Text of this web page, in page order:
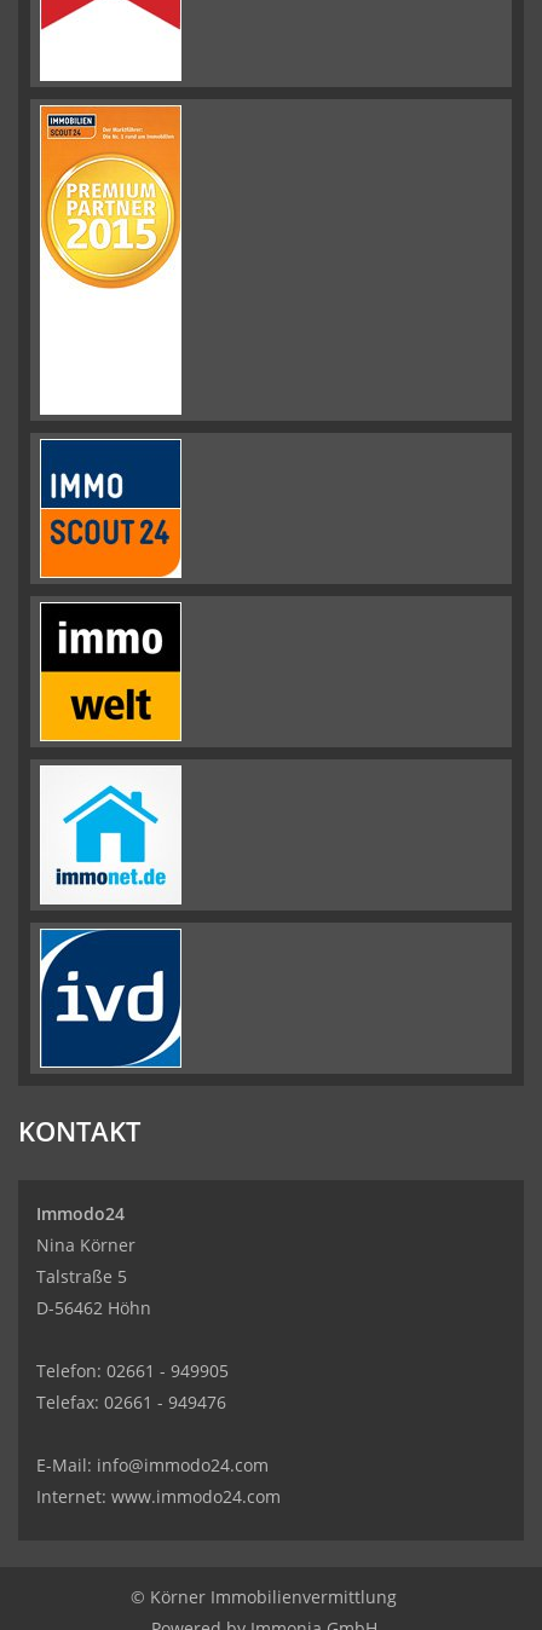
KONTAKT
Immodo24
Nina Körner
Talstraße 5
D-56462 Höhn
Telefon: 02661 - 949905
Telefax: 02661 - 949476
E-Mail: info@immodo24.com
Internet: www.immodo24.com
© Körner Immobilienvermittlung